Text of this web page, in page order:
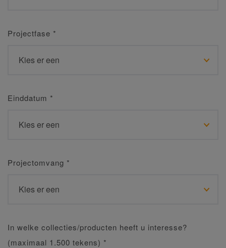
Projectfase *
Einddatum *
Projectomvang *
In welke collecties/producten heeft u interesse?
(maximaal 1.500 tekens) *